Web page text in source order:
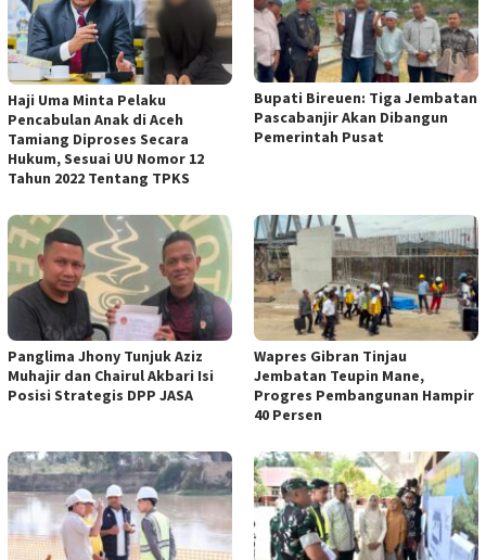
Haji Uma Minta Pelaku
Pencabulan Anak di Aceh
Tamiang Diproses Secara
Hukum, Sesuai UU Nomor 12
Tahun 2022 Tentang TPKS
Bupati Bireuen: Tiga Jembatan
Pascabanjir Akan Dibangun
Pemerintah Pusat
Panglima Jhony Tunjuk Aziz
Muhajir dan Chairul Akbari Isi
Posisi Strategis DPP JASA
Wapres Gibran Tinjau
Jembatan Teupin Mane,
Progres Pembangunan Hampir
40 Persen